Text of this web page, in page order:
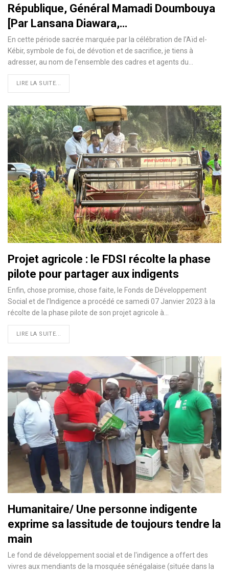
République, Général Mamadi Doumbouya
[Par Lansana Diawara,…
En cette période sacrée marquée par la célébration de l’Aïd el-
Kébir, symbole de foi, de dévotion et de sacrifice, je tiens à
adresser, au nom de l’ensemble des cadres et agents du…
LIRE LA SUITE...
Projet agricole : le FDSI récolte la phase
pilote pour partager aux indigents
Enfin, chose promise, chose faite, le Fonds de Développement
Social et de l’Indigence a procédé ce samedi 07 Janvier 2023 à la
récolte de la phase pilote de son projet agricole à…
LIRE LA SUITE...
Humanitaire/ Une personne indigente
exprime sa lassitude de toujours tendre la
main
Le fond de développement social et de l'indigence a offert des
vivres aux mendiants de la mosquée sénégalaise (située dans la